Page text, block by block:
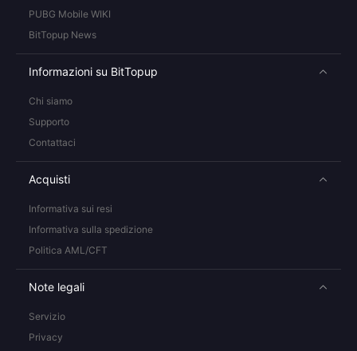
PUBG Mobile WIKI
BitTopup News
Informazioni su BitTopup
Chi siamo
Supporto
Contattaci
Acquisti
Informativa sui resi
Informativa sulla spedizione
Politica AML/CFT
Note legali
Servizio
Privacy